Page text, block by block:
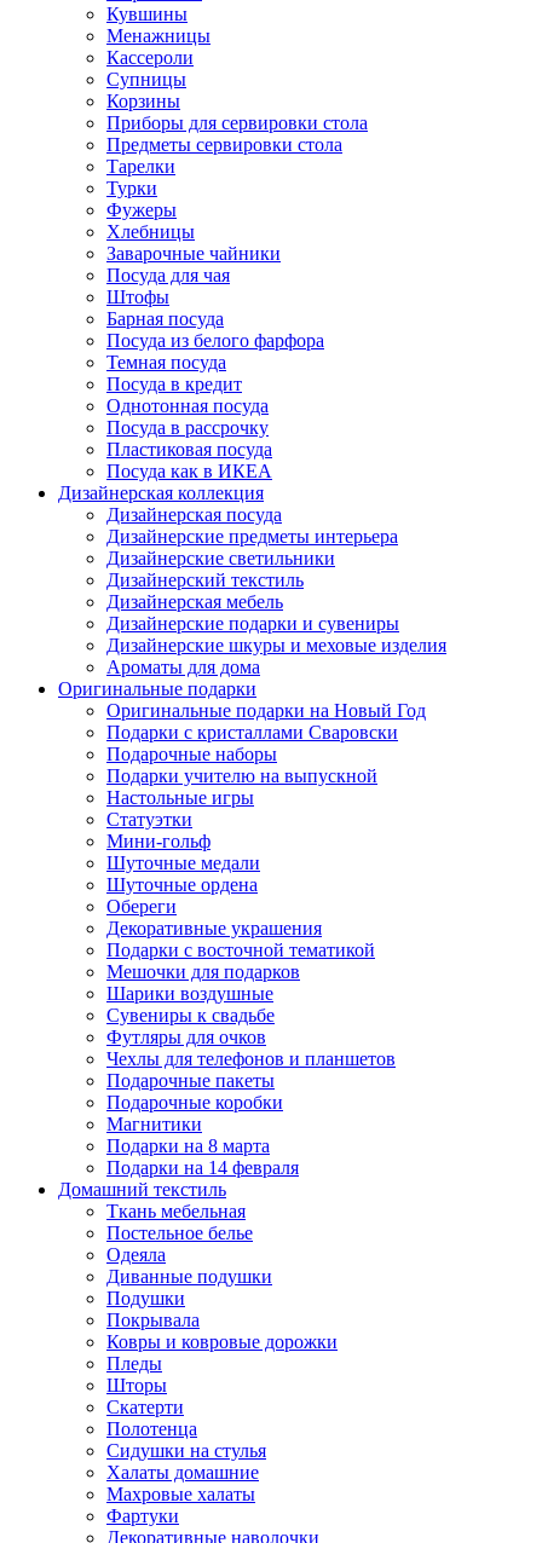
Кувшины
Менажницы
Кассероли
Супницы
Корзины
Приборы для сервировки стола
Предметы сервировки стола
Тарелки
Турки
Фужеры
Хлебницы
Заварочные чайники
Посуда для чая
Штофы
Барная посуда
Посуда из белого фарфора
Темная посуда
Посуда в кредит
Однотонная посуда
Посуда в рассрочку
Пластиковая посуда
Посуда как в ИКЕА
Дизайнерская коллекция
Дизайнерская посуда
Дизайнерские предметы интерьера
Дизайнерские светильники
Дизайнерский текстиль
Дизайнерская мебель
Дизайнерские подарки и сувениры
Дизайнерские шкуры и меховые изделия
Ароматы для дома
Оригинальные подарки
Оригинальные подарки на Новый Год
Подарки с кристаллами Сваровски
Подарочные наборы
Подарки учителю на выпускной
Настольные игры
Статуэтки
Мини-гольф
Шуточные медали
Шуточные ордена
Обереги
Декоративные украшения
Подарки с восточной тематикой
Мешочки для подарков
Шарики воздушные
Сувениры к свадьбе
Футляры для очков
Чехлы для телефонов и планшетов
Подарочные пакеты
Подарочные коробки
Магнитики
Подарки на 8 марта
Подарки на 14 февраля
Домашний текстиль
Ткань мебельная
Постельное белье
Одеяла
Диванные подушки
Подушки
Покрывала
Ковры и ковровые дорожки
Пледы
Шторы
Скатерти
Полотенца
Сидушки на стулья
Халаты домашние
Махровые халаты
Фартуки
Декоративные наволочки